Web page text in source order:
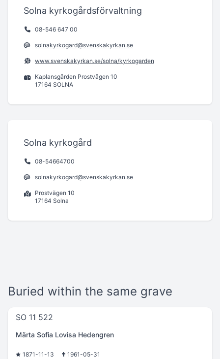
Solna kyrkogårdsförvaltning
08-546 647 00
solnakyrkogard@svenskakyrkan.se
www.svenskakyrkan.se/solna/kyrkogarden
Kaplansgården Prostvägen 10
17164 SOLNA
Solna kyrkogård
08-54664700
solnakyrkogard@svenskakyrkan.se
Prostvägen 10
17164 Solna
Buried within the same grave
SO 11 522
Märta Sofia Lovisa Hedengren
1871-11-13
1961-05-31